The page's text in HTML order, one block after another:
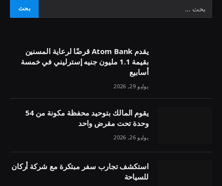
يقدم Atom Bank قرضًا لرعاية المسنين
بقيمة 1.1 مليون جنيه إسترليني في خمسة
أسابيع
يوليو 29, 2026
يقوم المالك بتوحيد محفظة مكونة من 54
وحدة تحت مقرض واحد
يوليو 26, 2026
استكشف تجارب سفر مبتكرة مع شركة أركان
للسياحة